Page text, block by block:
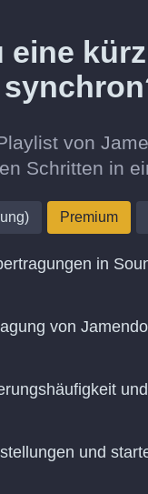
eine
von
Schritten in
Premium
in
von
und